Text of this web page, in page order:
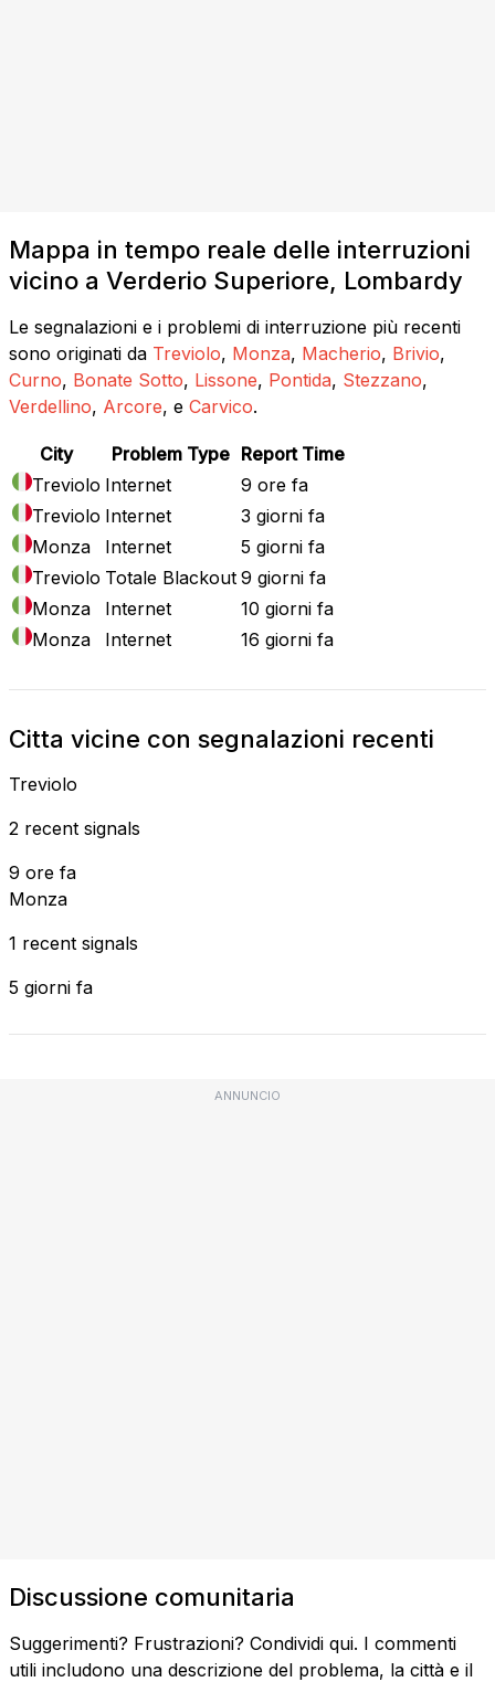
Mappa in tempo reale delle interruzioni
vicino a Verderio Superiore, Lombardy
Le segnalazioni e i problemi di interruzione più recenti
sono originati da Treviolo, Monza, Macherio, Brivio,
Curno, Bonate Sotto, Lissone, Pontida, Stezzano,
Verdellino, Arcore, e Carvico.
City Problem Type Report Time
Treviolo Internet
9 ore fa
Treviolo Internet
3 giorni fa
Monza
Internet
5 giorni fa
Treviolo Totale Blackout 9 giorni fa
Monza
Internet
10 giorni fa
Monza
Internet 16 giorni fa
Citta vicine con segnalazioni recenti
Treviolo
2 recent signals
9 ore fa
Monza
1 recent signals
5 giorni fa
ANNUNCIO
Discussione comunitaria
Suggerimenti? Frustrazioni? Condividi qui. I commenti
utili includono una descrizione del problema, la città e il